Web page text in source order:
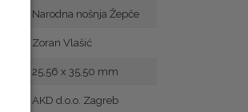
Narodna nošnja Žepče
Zoran Vlašić
25,56 x 35,50 mm
AKD d.o.o. Zagreb